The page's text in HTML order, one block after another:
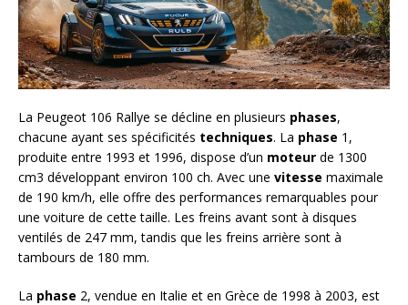
La Peugeot 106 Rallye se décline en plusieurs phases,
chacune ayant ses spécificités techniques. La phase 1,
produite entre 1993 et 1996, dispose d’un moteur de 1300
cm3 développant environ 100 ch. Avec une vitesse maximale
de 190 km/h, elle offre des performances remarquables pour
une voiture de cette taille. Les freins avant sont à disques
ventilés de 247 mm, tandis que les freins arrière sont à
tambours de 180 mm.
La phase 2, vendue en Italie et en Grèce de 1998 à 2003, est